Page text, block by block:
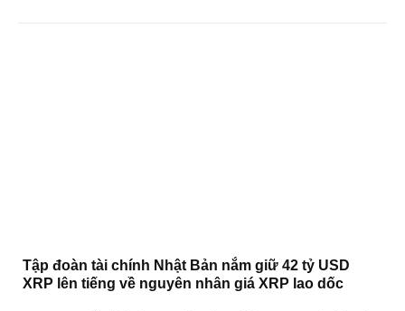
Tập đoàn tài chính Nhật Bản nắm giữ 42 tỷ USD
XRP lên tiếng về nguyên nhân giá XRP lao dốc